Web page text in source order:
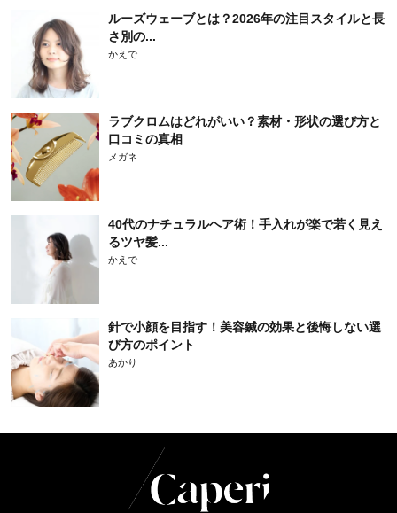
ルーズウェーブとは？2026年の注目スタイルと長
さ別の...
かえで
ラブクロムはどれがいい？素材・形状の選び方と
口コミの真相
メガネ
40代のナチュラルヘア術！手入れが楽で若く見え
るツヤ髪...
かえで
針で小顔を目指す！美容鍼の効果と後悔しない選
び方のポイント
あかり